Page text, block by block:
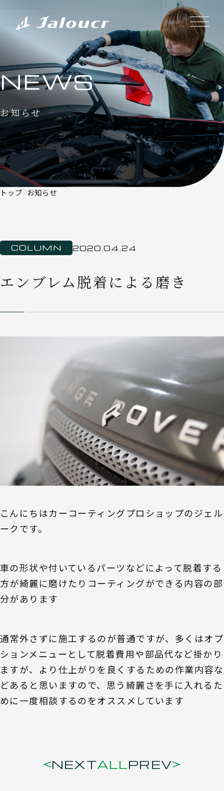
NEWS
お知らせ
トップ お知らせ
COLUMN 2020.04.24
エンブレム脱着による磨き
こんにちはカーコーティングプロショップのジェル
ークです。
車の形状や付いているパーツなどによって脱着する
方が綺麗に磨けたりコーティングができる内容の部
分があります
通常外さずに施工するのが普通ですが、多くはオプ
ションメニューとして脱着費用や部品代など掛かり
ますが、より仕上がりを良くするための作業内容な
どあると思いますので、思う綺麗さを手に入れるた
めに一度相談するのをオススメしています
NEXTALLPREV